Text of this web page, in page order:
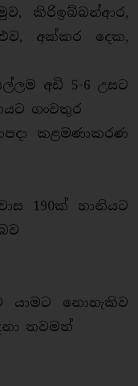
කිරිඉබ්බන්ආර,
අක්කර දෙක,
අඩි 5-6 උසට
ගංවතුර
කළමණාකරණ
190ක් හානියට
යාමට නොහැකිව
තවමත්